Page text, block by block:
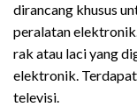
dirancang khusus
peralatan
rak atau laci yang
elektronik.
televisi.